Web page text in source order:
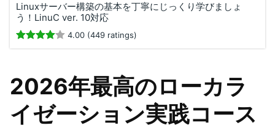
Linuxサーバー構築の基本を丁寧にじっくり学びましょ
う！LinuC ver. 10対応
4.00 (449 ratings)
2026年最高のローカラ
イゼーション実践コース